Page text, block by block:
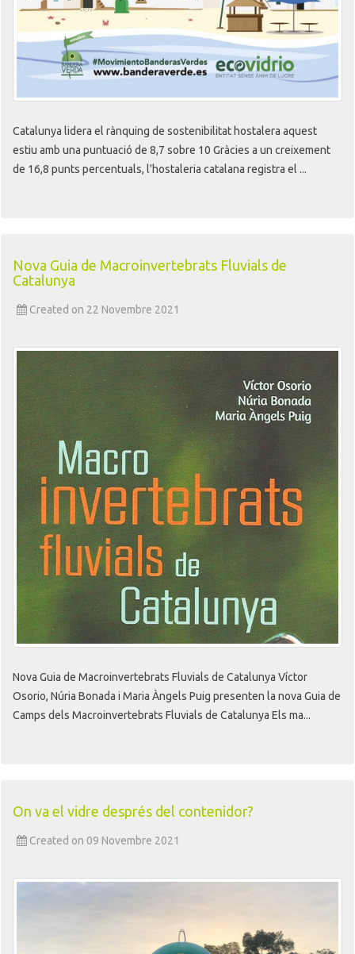
Catalunya lidera el rànquing de sostenibilitat hostalera aquest
estiu amb una puntuació de 8,7 sobre 10 Gràcies a un creixement
de 16,8 punts percentuals, l'hostaleria catalana registra el ...
Nova Guia de Macroinvertebrats Fluvials de
Catalunya
Created on 22 Novembre 2021
Nova Guia de Macroinvertebrats Fluvials de Catalunya Víctor
Osorio, Núria Bonada i Maria Àngels Puig presenten la nova Guia de
Camps dels Macroinvertebrats Fluvials de Catalunya Els ma...
On va el vidre després del contenidor?
Created on 09 Novembre 2021